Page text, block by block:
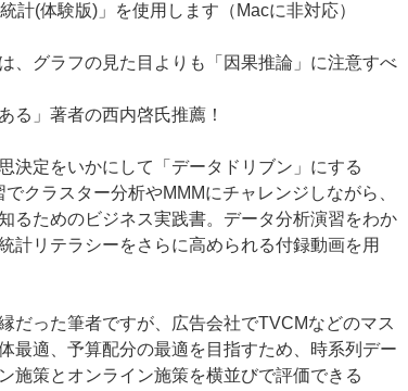
計(体験版)」を使用します（Macに非対応）
、グラフの見た目よりも「因果推論」に注意すべ
る」著者の西内啓氏推薦！
決定をいかにして「データドリブン」にする
クラスター分析やMMMにチャレンジしながら、
るためのビジネス実践書。データ分析演習をわか
計リテラシーをさらに高められる付録動画を用
だった筆者ですが、広告会社でTVCMなどのマス
最適、予算配分の最適を目指すため、時系列デー
施策とオンライン施策を横並びで評価できる